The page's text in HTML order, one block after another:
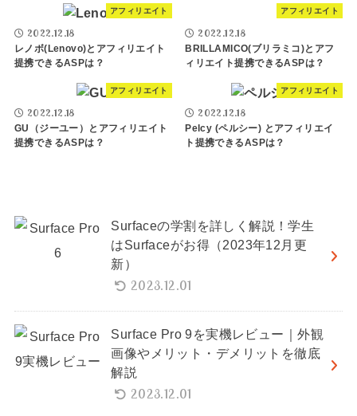
アフィリエイト
2022.12.18
レノボ(Lenovo)とアフィリエイト
提携できるASPは？
アフィリエイト
2022.12.18
BRILLAMICO(ブリラミコ)とアフ
ィリエイト提携できるASPは？
アフィリエイト
2022.12.18
GU（ジーユー）とアフィリエイト
提携できるASPは？
アフィリエイト
2022.12.18
Pelcy (ペルシー) とアフィリエイ
ト提携できるASPは？
Surfaceの学割を詳しく解説！学生
はSurfaceがお得（2023年12月更
新）
2023.12.01
Surface Pro 9を実機レビュー｜外観
画像やメリット・デメリットを徹底
解説
2023.12.01